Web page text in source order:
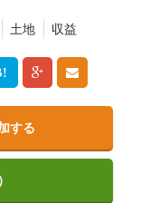
土地 収益
する